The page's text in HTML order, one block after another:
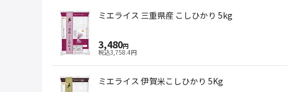
ミエライス 三重県産 こしひかり 5kg
3,480円
税込3,758.4円
ミエライス 伊賀米こしひかり 5Kg